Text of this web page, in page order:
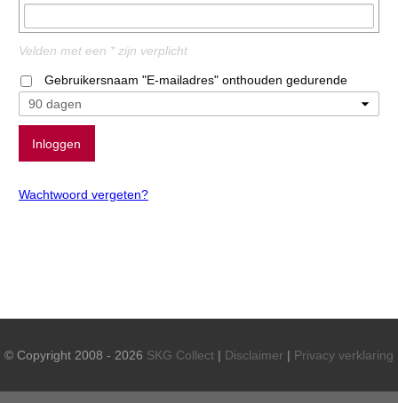
Velden met een * zijn verplicht
Gebruikersnaam "E-mailadres" onthouden gedurende
Wachtwoord vergeten?
© Copyright 2008 - 2026 SKG Collect | Disclaimer | Privacy verklaring